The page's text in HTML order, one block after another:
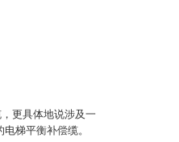
更具体地说涉及一
梯平衡补偿缆。